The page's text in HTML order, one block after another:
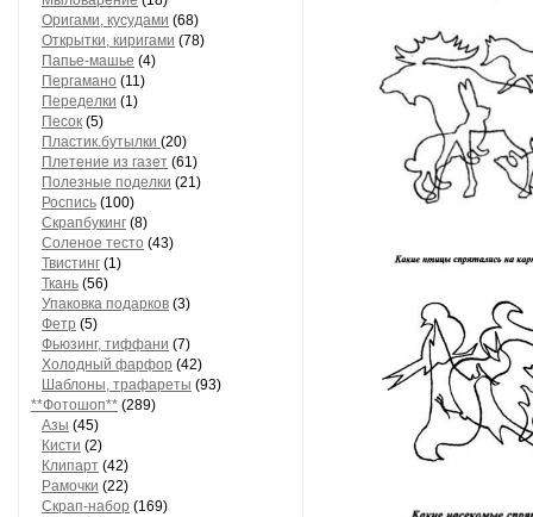
Оригами, кусудами (68)
Открытки, киригами (78)
Папье-машье (4)
Пергамано (11)
Переделки (1)
Песок (5)
Пластик.бутылки (20)
Плетение из газет (61)
Полезные поделки (21)
Роспись (100)
Скрапбукинг (8)
Соленое тесто (43)
Твистинг (1)
Ткань (56)
Упаковка подарков (3)
Фетр (5)
Фьюзинг, тиффани (7)
Холодный фарфор (42)
Шаблоны, трафареты (93)
**Фотошоп** (289)
Азы (45)
Кисти (2)
Клипарт (42)
Рамочки (22)
Скрап-набор (169)